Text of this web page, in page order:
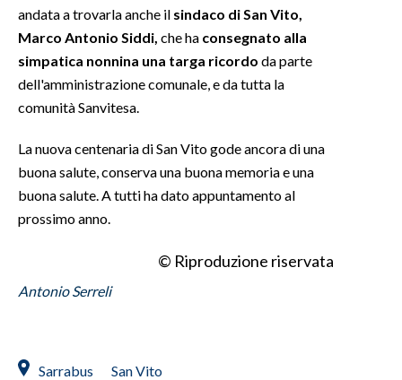
NOTIZIE
EVENTI
#CARAUNIONE
3 MINUTI CON
NECROLOGI
andata a trovarla anche il sindaco di San Vito,
Marco Antonio Siddi, che ha consegnato alla
simpatica nonnina una targa ricordo da parte
dell'amministrazione comunale, e da tutta la
comunità Sanvitesa.
La nuova centenaria di San Vito gode ancora di una
buona salute, conserva una buona memoria e una
buona salute. A tutti ha dato appuntamento al
prossimo anno.
© Riproduzione riservata
Antonio Serreli
Sarrabus San Vito